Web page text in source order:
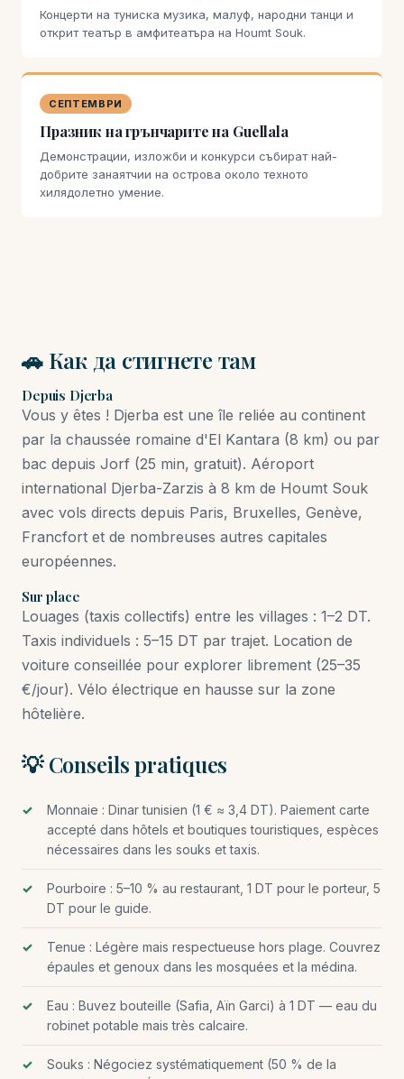
Концерти на туниска музика, малуф, народни танци и
открит театър в амфитеатъра на Houmt Souk.
СЕПТЕМВРИ
Празник на грънчарите на Guellala
Демонстрации, изложби и конкурси събират най-
добрите занаятчии на острова около техното
хилядолетно умение.
🚗 Как да стигнете там
Depuis Djerba
Vous y êtes ! Djerba est une île reliée au continent
par la chaussée romaine d'El Kantara (8 km) ou par
bac depuis Jorf (25 min, gratuit). Aéroport
international Djerba-Zarzis à 8 km de Houmt Souk
avec vols directs depuis Paris, Bruxelles, Genève,
Francfort et de nombreuses autres capitales
européennes.
Sur place
Louages (taxis collectifs) entre les villages : 1–2 DT.
Taxis individuels : 5–15 DT par trajet. Location de
voiture conseillée pour explorer librement (25–35
€/jour). Vélo électrique en hausse sur la zone
hôtelière.
💡 Conseils pratiques
Monnaie : Dinar tunisien (1 € ≈ 3,4 DT). Paiement carte
accepté dans hôtels et boutiques touristiques, espèces
nécessaires dans les souks et taxis.
Pourboire : 5–10 % au restaurant, 1 DT pour le porteur, 5
DT pour le guide.
Tenue : Légère mais respectueuse hors plage. Couvrez
épaules et genoux dans les mosquées et la médina.
Eau : Buvez bouteille (Safia, Aïn Garci) à 1 DT — eau du
robinet potable mais très calcaire.
Souks : Négociez systématiquement (50 % de la